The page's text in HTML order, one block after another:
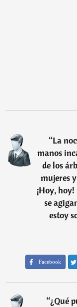
“La
manos
de los
mujeres
¡Hoy,
se
estoy
Facebook
“¿Qué